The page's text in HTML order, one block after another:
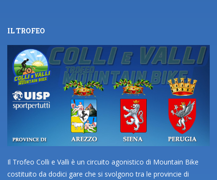
IL TROFEO
Il Trofeo Colli e Valli è un circuito agonistico di Mountain Bike
costituito da dodici gare che si svolgono tra le provincie di